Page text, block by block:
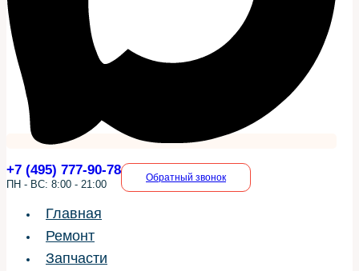
+7 (495) 777-90-78
ПН - ВС: 8:00 - 21:00
Обратный звонок
Главная
Ремонт
Запчасти